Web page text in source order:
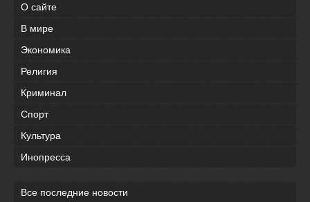
О сайте
В мире
Экономика
Религия
Криминал
Спорт
Культура
Инопресса
Все последние новости